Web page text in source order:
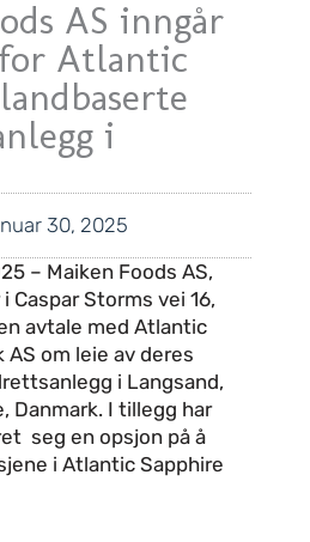
AS inngår
Atlantic
i
30, 2025
– Maiken Foods AS,
Caspar Storms vei 16,
avtale med Atlantic
AS om leie av deres
i Langsand,
Danmark. I tillegg har
seg en opsjon på å
i Atlantic Sapphire